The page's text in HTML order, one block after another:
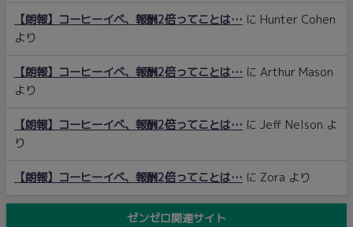
【朗報】コーヒーイベ、報酬2倍ってことは… に Hunter Cohen
より
【朗報】コーヒーイベ、報酬2倍ってことは… に Arthur Mason
より
【朗報】コーヒーイベ、報酬2倍ってことは… に Jeff Nelson よ
り
【朗報】コーヒーイベ、報酬2倍ってことは… に Zora より
ゼンゼロ関連サイト